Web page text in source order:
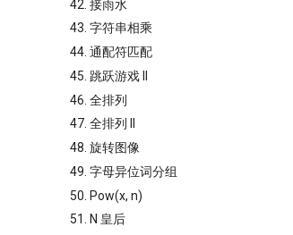
42. 接雨水
43. 字符串相乘
44. 通配符匹配
45. 跳跃游戏 II
46. 全排列
47. 全排列 II
48. 旋转图像
49. 字母异位词分组
50. Pow(x, n)
51. N 皇后